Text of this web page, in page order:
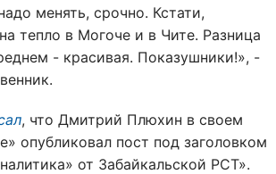
менять, срочно. Кстати,
тепло в Могоче и в Чите. Разница
- красивая. Показушники!», -
, что Дмитрий Плюхин в своем
опубликовал пост под заголовком
от Забайкальской РСТ».